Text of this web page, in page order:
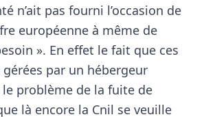
n’ait pas fourni l’occasion de
européenne à même de
». En effet le fait que ces
par un hébergeur
problème de la fuite de
là encore la Cnil se veuille